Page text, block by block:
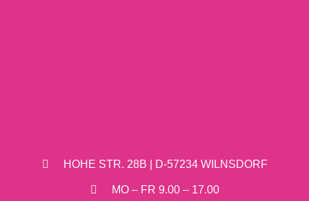
HOHE STR. 28B | D-57234 WILNSDORF
MO – FR 9.00 – 17.00